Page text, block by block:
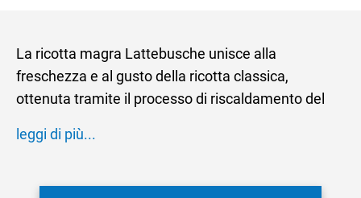
La ricotta magra Lattebusche unisce alla
freschezza e al gusto della ricotta classica,
ottenuta tramite il processo di riscaldamento del
presenza di pochissimi grassi. Ottima sia per la
da sola o in piatti freddi per le persone che seguono
leggi di più...